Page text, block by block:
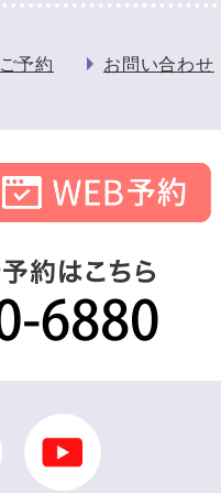
ご予約 お問い合わせ